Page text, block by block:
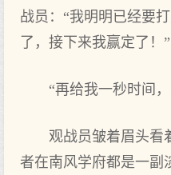
战员：“我明明已经要
了，接下来我赢定了！”
“再给我一秒时间
观战员皱着眉头看
者在南风学府都是一副